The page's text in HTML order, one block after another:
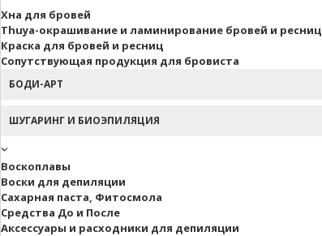
Хна для бровей
Thuya-окрашивание и ламинирование бровей и ресниц
Краска для бровей и ресниц
Сопутствующая продукция для бровиста
БОДИ-АРТ
ШУГАРИНГ И БИОЭПИЛЯЦИЯ
Воскоплавы
Воски для депиляции
Сахарная паста, Фитосмола
Средства До и После
Аксессуары и расходники для депиляции